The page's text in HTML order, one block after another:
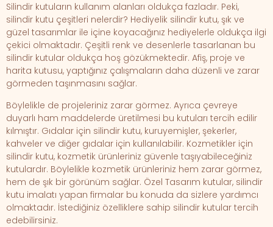
Silindir kutuların kullanım alanları oldukça fazladır. Peki,
silindir kutu çeşitleri nelerdir? Hediyelik silindir kutu, şık ve
güzel tasarımlar ile içine koyacağınız hediyelerle oldukça ilgi
çekici olmaktadır. Çeşitli renk ve desenlerle tasarlanan bu
silindir kutular oldukça hoş gözükmektedir. Afiş, proje ve
harita kutusu, yaptığınız çalışmaların daha düzenli ve zarar
görmeden taşınmasını sağlar.
Böylelikle de projeleriniz zarar görmez. Ayrıca çevreye
duyarlı ham maddelerde üretilmesi bu kutuları tercih edilir
kılmıştır. Gıdalar için silindir kutu, kuruyemişler, şekerler,
kahveler ve diğer gıdalar için kullanılabilir. Kozmetikler için
silindir kutu, kozmetik ürünleriniz güvenle taşıyabileceğiniz
kutulardır. Böylelikle kozmetik ürünleriniz hem zarar görmez,
hem de şık bir görünüm sağlar. Özel Tasarım kutular, silindir
kutu imalatı yapan firmalar bu konuda da sizlere yardımcı
olmaktadır. İstediğiniz özelliklere sahip silindir kutular tercih
edebilirsiniz.